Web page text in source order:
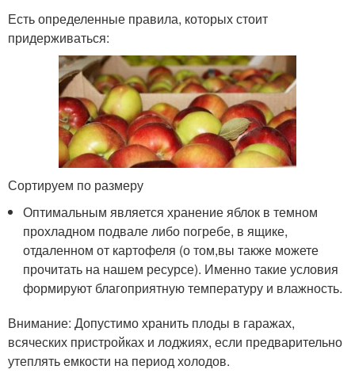
Есть определенные правила, которых стоит
придерживаться:
Сортируем по размеру
Оптимальным является хранение яблок в темном
прохладном подвале либо погребе, в ящике,
отдаленном от картофеля (о том,вы также можете
прочитать на нашем ресурсе). Именно такие условия
формируют благоприятную температуру и влажность.
Внимание: Допустимо хранить плоды в гаражах,
всяческих пристройках и лоджиях, если предварительно
утеплять емкости на период холодов.